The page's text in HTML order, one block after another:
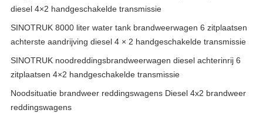
diesel 4×2 handgeschakelde transmissie
SINOTRUK 8000 liter water tank brandweerwagen 6 zitplaatsen
achterste aandrijving diesel 4 × 2 handgeschakelde transmissie
SINOTRUK noodreddingsbrandweerwagen diesel achterinrij 6
zitplaatsen 4×2 handgeschakelde transmissie
Noodsituatie brandweer reddingswagens Diesel 4x2 brandweer
reddingswagens